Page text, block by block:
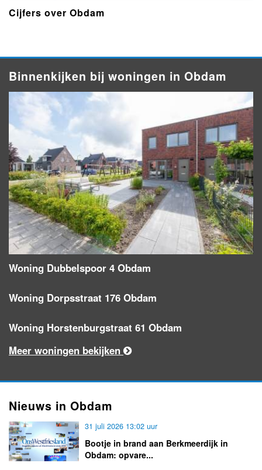
Cijfers over Obdam
Binnenkijken bij woningen in Obdam
Woning Dubbelspoor 4 Obdam
Woning Dorpsstraat 176 Obdam
Woning Horstenburgstraat 61 Obdam
Meer woningen bekijken
Nieuws in Obdam
31 juli 2026 13:02 uur
Bootje in brand aan Berkmeerdijk in
Obdam: opvare...